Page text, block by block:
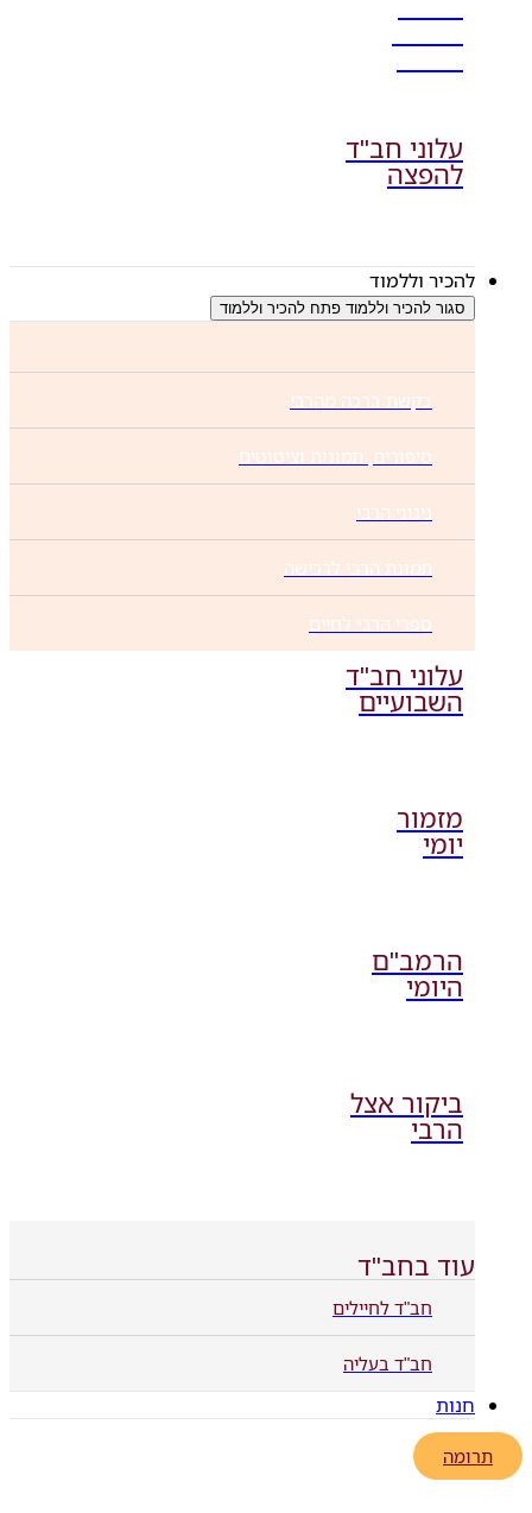
תהלים
מחולק
עלוני חב"ד
להפצה
להכיר וללמוד
סגור להכיר וללמוד פתח להכיר וללמוד
בקשת ברכה מהרבי
סיפורים, תמונות וציטוטים
ניגוני הרבי
תמונת הרבי לרכישה
ספרי הרבי לחיים
עלוני חב"ד
השבועיים
מזמור
יומי
הרמב"ם
היומי
ביקור אצל
הרבי
עוד בחב"ד
חב"ד לחיילים
חב"ד בעליה
חנות
תרומה